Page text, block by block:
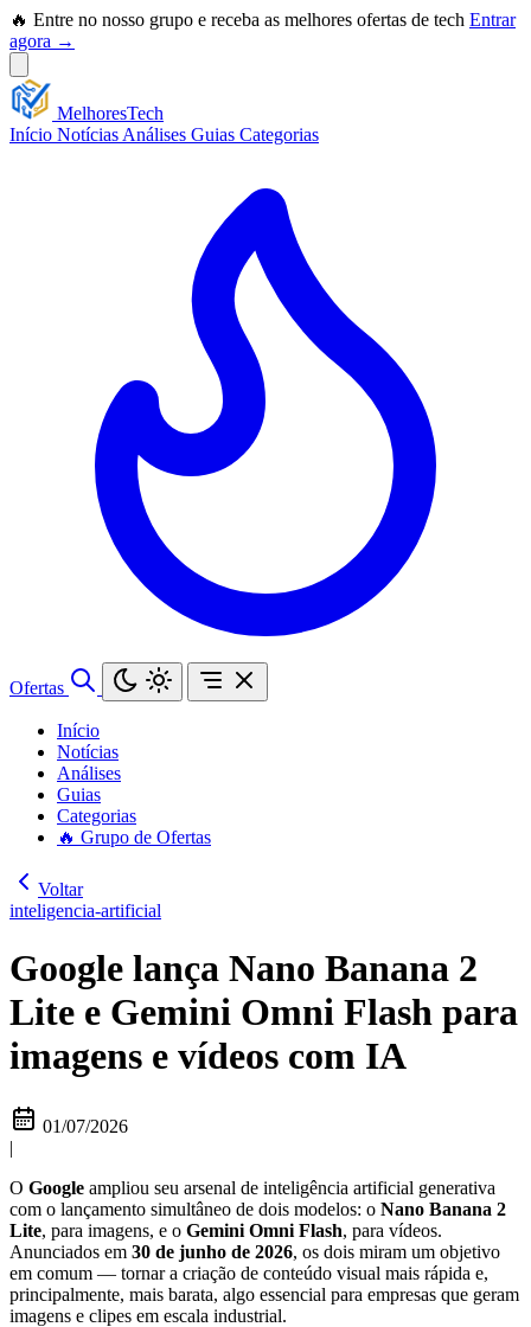
🔥 Entre no nosso grupo e receba as melhores ofertas de tech Entrar
agora →
MelhoresTech
Início Notícias Análises Guias Categorias
Ofertas
Início
Notícias
Análises
Guias
Categorias
🔥 Grupo de Ofertas
Voltar
inteligencia-artificial
Google lança Nano Banana 2
Lite e Gemini Omni Flash para
imagens e vídeos com IA
01/07/2026
|
O Google ampliou seu arsenal de inteligência artificial generativa
com o lançamento simultâneo de dois modelos: o Nano Banana 2
Lite, para imagens, e o Gemini Omni Flash, para vídeos.
Anunciados em 30 de junho de 2026, os dois miram um objetivo
em comum — tornar a criação de conteúdo visual mais rápida e,
principalmente, mais barata, algo essencial para empresas que geram
imagens e clipes em escala industrial.